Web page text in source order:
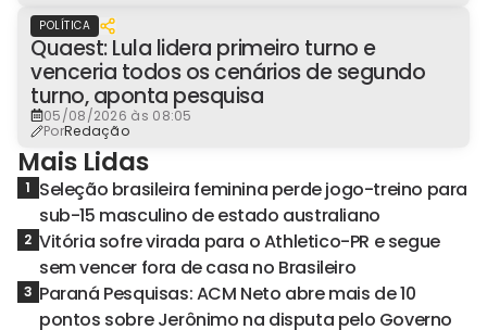
POLÍTICA
Quaest: Lula lidera primeiro turno e
venceria todos os cenários de segundo
turno, aponta pesquisa
05/08/2026 às 08:05
PorRedação
Mais Lidas
1 Seleção brasileira feminina perde jogo-treino para
sub-15 masculino de estado australiano
2 Vitória sofre virada para o Athletico-PR e segue
sem vencer fora de casa no Brasileiro
3 Paraná Pesquisas: ACM Neto abre mais de 10
pontos sobre Jerônimo na disputa pelo Governo